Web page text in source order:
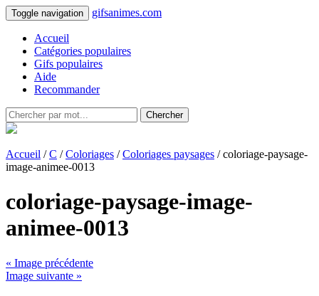
Toggle navigation gifsanimes.com
Accueil
Catégories populaires
Gifs populaires
Aide
Recommander
Chercher
Accueil /C /Coloriages /Coloriages paysages / coloriage-paysage-
image-animee-0013
coloriage-paysage-image-
animee-0013
« Image précédente
Image suivante »